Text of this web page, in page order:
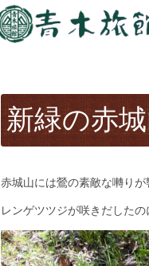
新緑の赤
赤城山には鶯の素敵な囀りが
レンゲツツジが咲きだした